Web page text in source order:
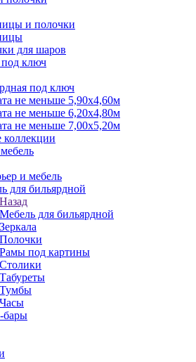
и полочки
для шаров
под ключ
под ключ
не меньше 5,90х4,60м
не меньше 6,20х4,80м
не меньше 7,00х5,20м
коллекции
и мебель
для бильярдной
Назад
Мебель для бильярдной
Зеркала
Полочки
Рамы под картины
Столики
Табуреты
Тумбы
Часы